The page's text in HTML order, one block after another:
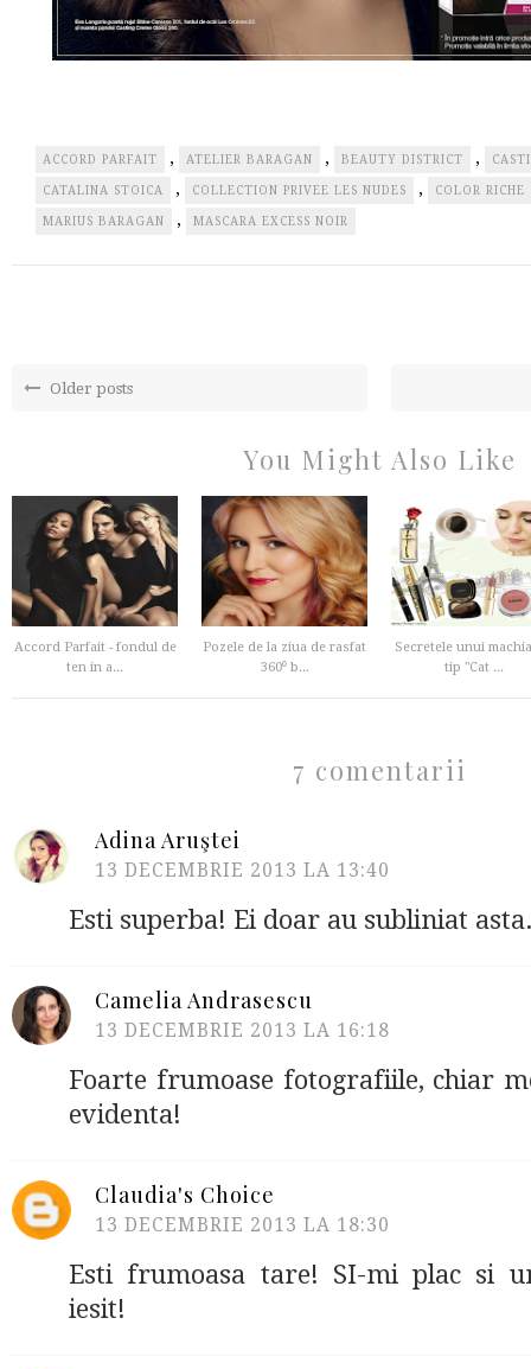
ACCORD PARFAIT , ATELIER BARAGAN , BEAUTY DISTRICT ,
CATALINA STOICA , COLLECTION PRIVEE LES NUDES , COLOR RICHE
MARIUS BARAGAN , MASCARA EXCESS NOIR
Older posts
You Might Also Like
Accord Parfait - fondul de
ten in a...
Pozele de la ziua de rasfat
360⁰ b...
Secretele unui
tip "Cat ...
7 comentarii
Adina Aruştei
13 DECEMBRIE 2013 LA 13:40
Esti superba! Ei doar au subliniat
Camelia Andrasescu
13 DECEMBRIE 2013 LA 16:18
Foarte frumoase fotografiile, chiar
evidenta!
Claudia's Choice
13 DECEMBRIE 2013 LA 18:30
Esti frumoasa tare! SI-mi plac si
iesit!